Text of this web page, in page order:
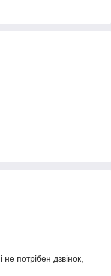
потрібен дзвінок,